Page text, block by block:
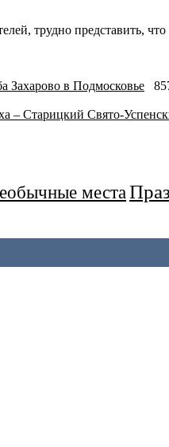
трудно представить, что
Захарово в Подмосковье
– Старицкий Свято-
места